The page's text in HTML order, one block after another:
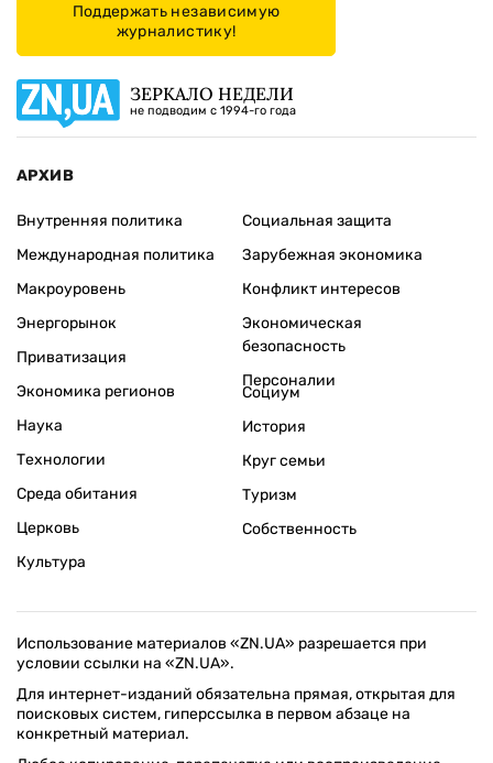
Поддержать независимую
журналистику!
ЗЕРКАЛО НЕДЕЛИ
не подводим с 1994-го года
АРХИВ
Внутренняя политика
Международная политика
Макроуровень
Энергорынок
Приватизация
Экономика регионов
Социальная защита
Зарубежная экономика
Конфликт интересов
Экономическая
безопасность
Персоналии
Наука
Технологии
Среда обитания
Церковь
Культура
Социум
История
Круг семьи
Туризм
Собственность
Использование материалов «ZN.UA» разрешается при
условии ссылки на «ZN.UA».
Для интернет-изданий обязательна прямая, открытая для
поисковых систем, гиперссылка в первом абзаце на
конкретный материал.